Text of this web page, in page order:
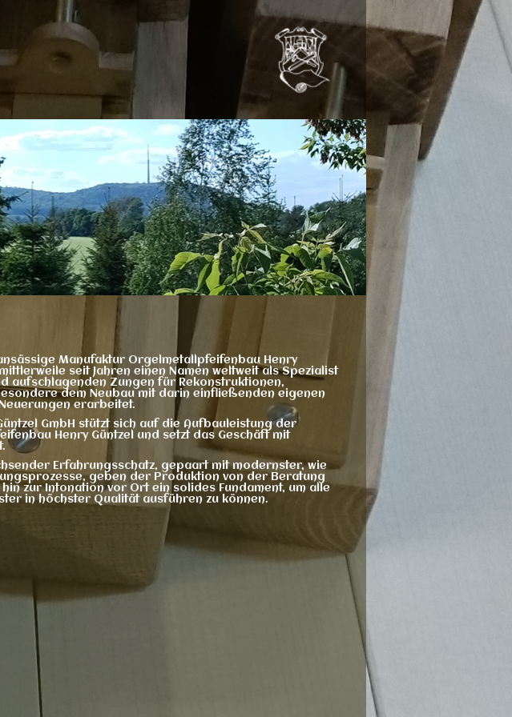
Manufaktur Orgelmetallpfeifenbau Henry
seit Jahren einen Namen weltweit als Spezialist
aufschlagenden Zungen für Rekonstruktionen,
dem Neubau mit darin einfließenden eigenen
erarbeitet.
GmbH stützt sich auf die Aufbauleistung der
Henry Güntzel und setzt das Geschäft mit
Erfahrungsschatz, gepaart mit modernster, wie
geben der Produktion von der Beratung
zur Intonation vor Ort ein solides Fundament, um alle
in höchster Qualität ausführen zu können.